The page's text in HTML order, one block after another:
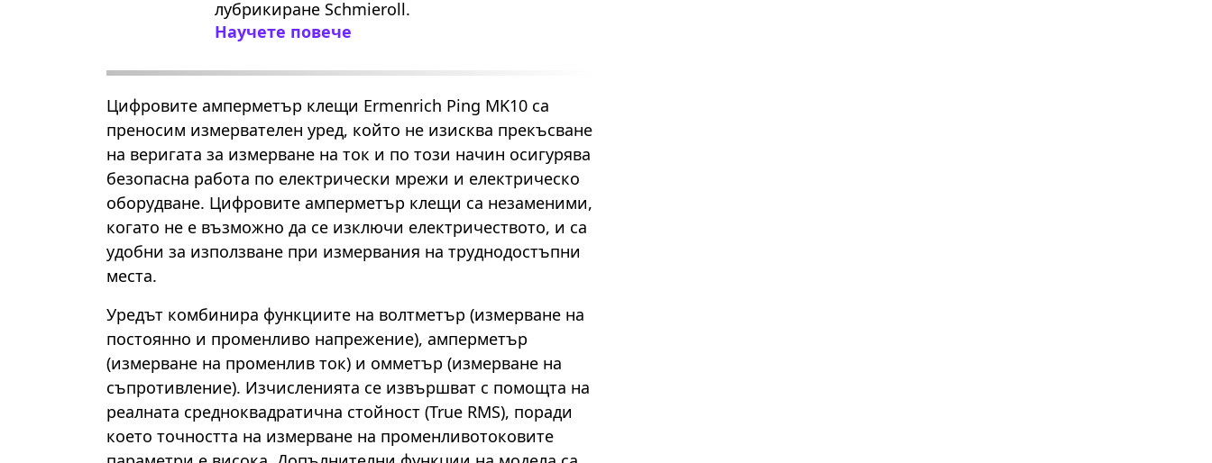
лубрикиране Schmieroll.
Научете повече
Цифровите амперметър клещи Ermenrich Ping MK10 са
преносим измервателен уред, който не изисква прекъсване
на веригата за измерване на ток и по този начин осигурява
безопасна работа по електрически мрежи и електрическо
оборудване. Цифровите амперметър клещи са незаменими,
когато не е възможно да се изключи електричеството, и са
удобни за използване при измервания на труднодостъпни
места.
Уредът комбинира функциите на волтметър (измерване на
постоянно и променливо напрежение), амперметър
(измерване на променлив ток) и омметър (измерване на
съпротивление). Изчисленията се извършват с помощта на
реалната средноквадратична стойност (True RMS), поради
което точността на измерване на променливотоковите